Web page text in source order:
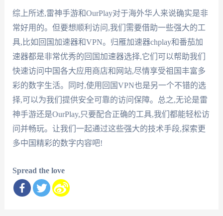
综上所述,雷神手游和OurPlay对于海外华人来说确实是非
常好用的。但要想顺利访问,我们需要借助一些强大的工
具,比如回国加速器和VPN。归雁加速器chplay和番茄加
速器都是非常优秀的回国加速器选择,它们可以帮助我们
快速访问中国各大应用商店和网站,尽情享受祖国丰富多
彩的数字生活。同时,使用回国VPN也是另一个不错的选
择,可以为我们提供安全可靠的访问保障。总之,无论是雷
神手游还是OurPlay,只要配合正确的工具,我们都能轻松访
问并畅玩。让我们一起通过这些强大的技术手段,探索更
多中国精彩的数字内容吧!
Spread the love